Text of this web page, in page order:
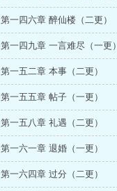
第一四六章 醉仙楼（二更）
第一四九章 一言难尽（一更）
第一五二章 本事（二更）
第一五五章 帖子（一更）
第一五八章 礼遇（二更）
第一六一章 退婚（一更）
第一六四章 过分（二更）